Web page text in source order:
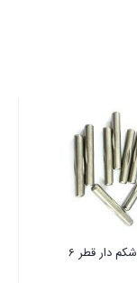
پین شیاردار شکم دار قطر 6